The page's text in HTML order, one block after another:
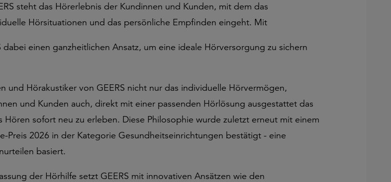
steht das Hörerlebnis der Kundinnen und Kunden, mit dem das
Hörsituationen und das persönliche Empfinden eingeht. Mit
dabei einen ganzheitlichen Ansatz, um eine ideale Hörversorgung zu sichern
und Hörakustiker von GEERS nicht nur das individuelle Hörvermögen,
und Kunden auch, direkt mit einer passenden Hörlösung ausgestattet das
Hören sofort neu zu erleben. Diese Philosophie wurde zuletzt erneut mit einem
Preis 2026 in der Kategorie Gesundheitseinrichtungen bestätigt - eine
basiert.
der Hörhilfe setzt GEERS mit innovativen Ansätzen wie den